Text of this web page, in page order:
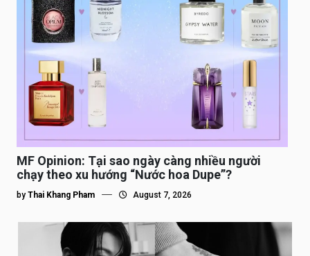
MF Opinion: Tại sao ngày càng nhiều người
chạy theo xu hướng “Nước hoa Dupe”?
by Thai Khang Pham August 7, 2026